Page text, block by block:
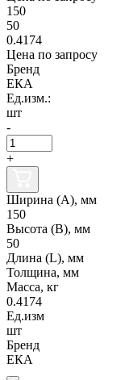
150
50
0.4174
Цена по запросу
Бренд
ЕКА
Ед.изм.:
шт
-
+
Ширина (А), мм
150
Высота (В), мм
50
Длина (L), мм
Толщина, мм
Масса, кг
0.4174
Ед.изм
шт
Бренд
ЕКА